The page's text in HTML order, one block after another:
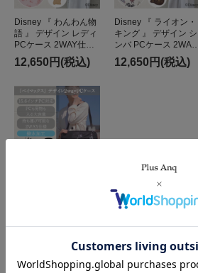
Disney 『 わんわん物
語 』 デザイン レディ
PCケース 2WAY仕様
PCスタンド付き ショ
ルダーバッグ 軽量 撥
12,650円(税込)
Disney 『 ライオン・
キング 』 デザイン シ
ンバ PCケース 2WAY
仕様 PCスタンド付き
ショルダーバッグ 軽
12,650円(税込)
12,650円(税込)
10 商品中1-10